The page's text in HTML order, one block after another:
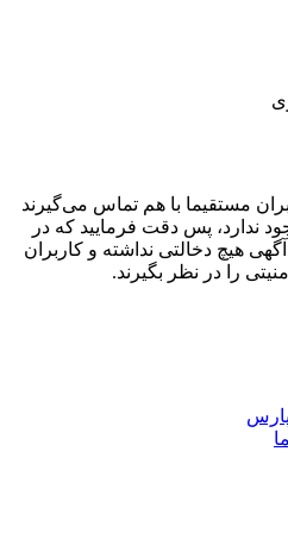
مستقیما با هم تماس می‌گیرند
ندارد، پس دقت فرمایید که در
هیچ دخالتی نداشته و کاربران
را در نظر بگیرند.